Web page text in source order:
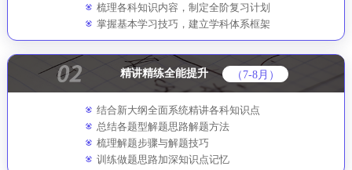
梳理各科知识内容，制定全阶复习计划
掌握基本学习技巧，建立学科体系框架
精讲精练全能提升 （7-8月）
结合新大纲全面系统精讲各科知识点
总结各题型解题思路解题方法
梳理解题步骤与解题技巧
训练做题思路加深知识点记忆